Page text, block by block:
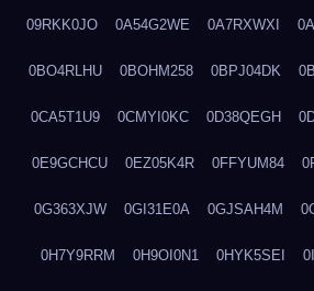
09RKK0JO 0A54G2WE 0A7RXWXI
0BO4RLHU 0BOHM258 0BPJ04DK
0CA5T1U9 0CMYI0KC 0D38QEGH
0E9GCHCU 0EZ05K4R 0FFYUM84
0G363XJW 0GI31E0A 0GJSAH4M
0H7Y9RRM 0H9OI0N1 0HYK5SEI